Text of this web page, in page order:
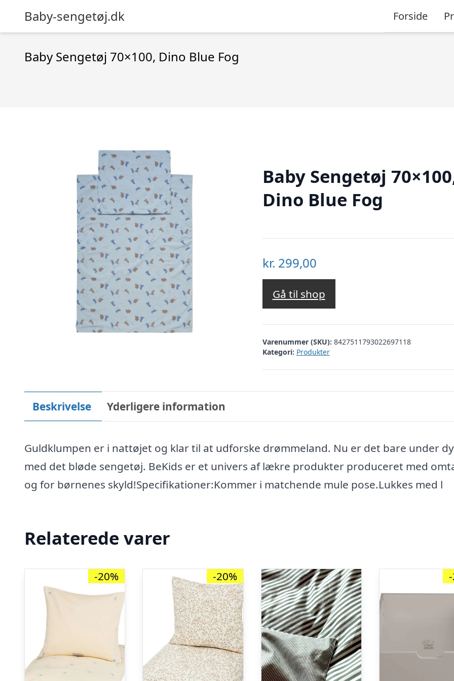
Baby-sengetøj.dk Forside
Baby Sengetøj 70×100, Dino Blue Fog
Baby Sengetøj
Dino Blue Fog
kr. 299,00
Gå til shop
Varenummer (SKU): 8427511793022697118
Kategori: Produkter
Beskrivelse Yderligere information
Guldklumpen er i nattøjet og klar til at udforske drømmeland. Nu er det bare under
med det bløde sengetøj. BeKids er et univers af lækre produkter produceret med
og for børnenes skyld!Specifikationer:Kommer i matchende mule pose.Lukkes med l
Relaterede varer
-20% -20%